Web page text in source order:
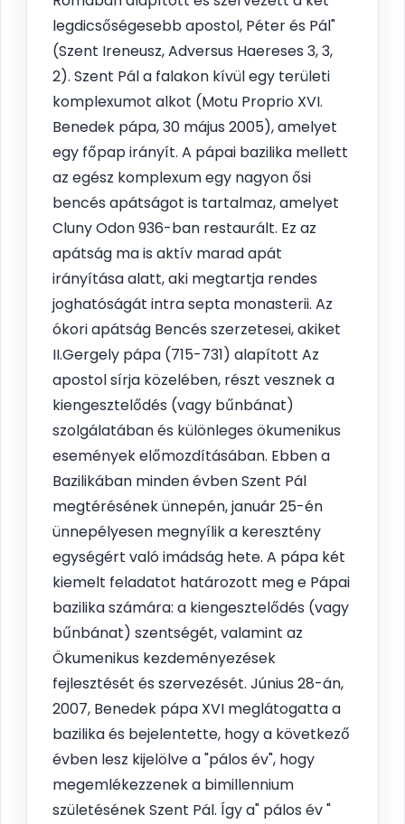
legdicsőségesebb apostol, Péter és Pál"
(Szent Ireneusz, Adversus Haereses 3, 3,
2). Szent Pál a falakon kívül egy területi
komplexumot alkot (Motu Proprio XVI.
Benedek pápa, 30 május 2005), amelyet
egy főpap irányít. A pápai bazilika mellett
az egész komplexum egy nagyon ősi
bencés apátságot is tartalmaz, amelyet
Cluny Odon 936-ban restaurált. Ez az
apátság ma is aktív marad apát
irányítása alatt, aki megtartja rendes
joghatóságát intra septa monasterii. Az
ókori apátság Bencés szerzetesei, akiket
II.Gergely pápa (715-731) alapított Az
apostol sírja közelében, részt vesznek a
kiengesztelődés (vagy bűnbánat)
szolgálatában és különleges ökumenikus
események előmozdításában. Ebben a
Bazilikában minden évben Szent Pál
megtérésének ünnepén, január 25-én
ünnepélyesen megnyílik a keresztény
egységért való imádság hete. A pápa két
kiemelt feladatot határozott meg e Pápai
bazilika számára: a kiengesztelődés (vagy
bűnbánat) szentségét, valamint az
Ökumenikus kezdeményezések
fejlesztését és szervezését. Június 28-án,
2007, Benedek pápa XVI meglátogatta a
bazilika és bejelentette, hogy a következő
évben lesz kijelölve a "pálos év", hogy
megemlékezzenek a bimillennium
születésének Szent Pál. Így a" pálos év "